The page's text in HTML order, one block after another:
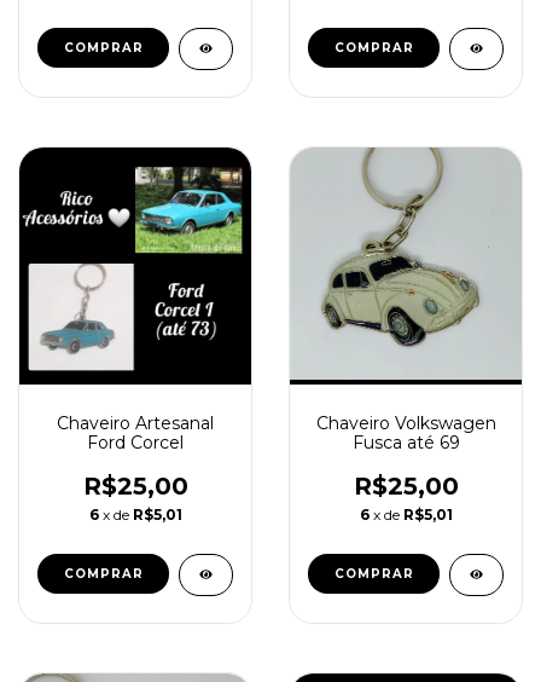
Chaveiro Artesanal
Ford Corcel
R$25,00
6 x de R$5,01
COMPRAR
Chaveiro Volkswagen
Fusca até 69
R$25,00
6 x de R$5,01